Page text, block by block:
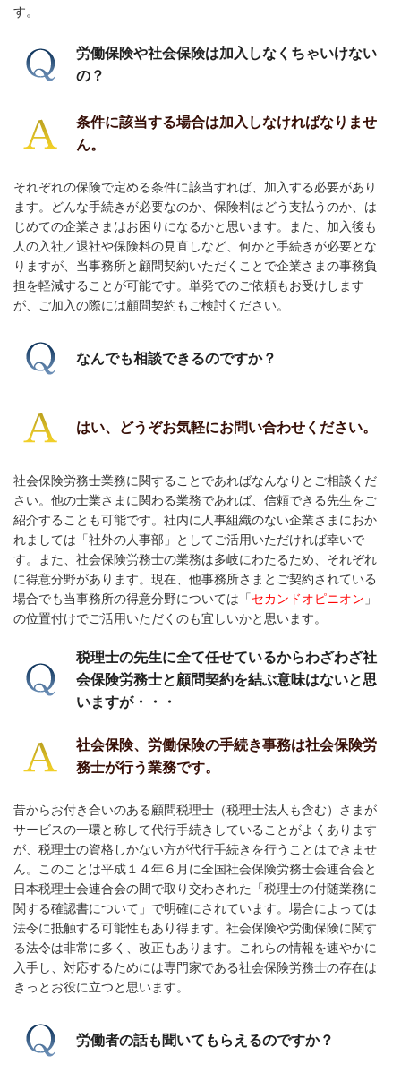
す。
労働保険や社会保険は加入しなくちゃいけない
の？
条件に該当する場合は加入しなければなりませ
ん。
それぞれの保険で定める条件に該当すれば、加入する必要があり
ます。どんな手続きが必要なのか、保険料はどう支払うのか、は
じめての企業さまはお困りになるかと思います。また、加入後も
人の入社／退社や保険料の見直しなど、何かと手続きが必要とな
りますが、当事務所と 顧問契約いただくことで企業さまの事務負
担を軽減することが可能です。単発でのご依頼もお受けします
が、ご加入の際には顧問契約もご検討ください。
なんでも相談できるのですか？
はい、どうぞお気軽にお問い合わせください。
社会保険労務士業務に関することであればなんなりとご相談くだ
さい。他の士業さまに関わる業務であれば、信頼できる先生をご
紹介することも可能です。社内に人事組織のない企業さまにおか
れましては「社外の人事部」としてご活用いただければ幸いで
す。また、社会保険労務士の業務は多岐にわたるため、それぞれ
に得意分野があります。現在、他事務所さまとご契約されている
場合でも当事務所の得意分野については「セカンドオピニオン 」
の位置付けでご活用いただくのも宜しいかと思います。
税理士の先生に全て任せているからわざわざ社
会保険労務士と顧問契約を結ぶ意味はないと思
いますが・・・
社会保険、労働保険の手続き事務は社会保険労
務士が行う業務です。
昔からお付き合いのある顧問税理士（税理士法人も含む）さまが
サービスの一環と称して代行手続きしていることがよくあります
が、税理士の資格しかない方が代行手続きを行うことはできませ
ん。このことは平成１４年６月に全国社会保険労務士会連合会と
日本税理士会連合会の間で取り交わされた「税理士の付随業務に
関する確認書について」で明確にされています。場合によっては
法令に抵触する可能性もあり得ます。社会保険や労働保険に関す
る法令は非常に多く、改正もあります。これらの情報を速やかに
入手し、対応するためには専門家である社会保険労務士の存在は
きっとお役に立つと思います。
労働者の話も聞いてもらえるのですか？